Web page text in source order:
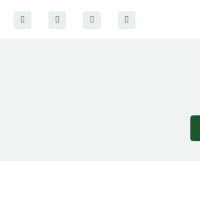
n
s
a
c
w
i
o
u